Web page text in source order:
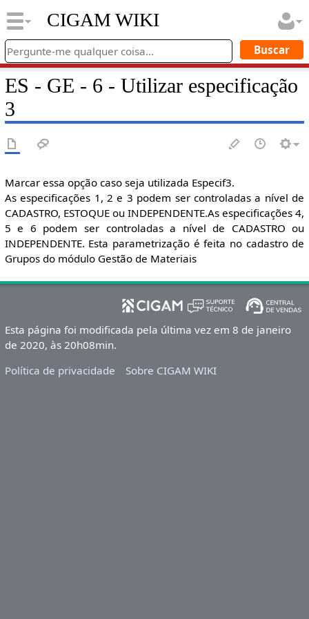
CIGAM WIKI
ES - GE - 6 - Utilizar especificação
3
Marcar essa opção caso seja utilizada Especif3.
As especificações 1, 2 e 3 podem ser controladas a nível de
CADASTRO, ESTOQUE ou INDEPENDENTE.As especificações 4,
5 e 6 podem ser controladas a nível de CADASTRO ou
INDEPENDENTE. Esta parametrização é feita no cadastro de
Grupos do módulo Gestão de Materiais
Esta página foi modificada pela última vez em 8 de janeiro
de 2020, às 20h08min.
Política de privacidade
Sobre CIGAM WIKI